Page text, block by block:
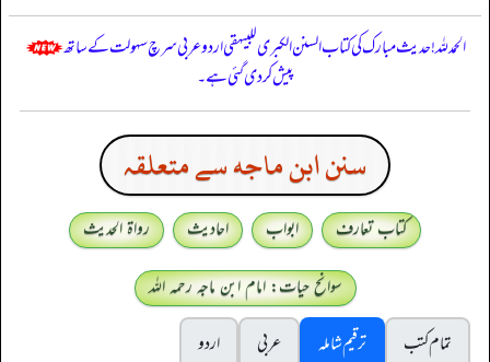
الحمدللہ! حدیث مبارک کی کتاب السنن الكبرى للبيهقي اردو عربی سرچ سہولت کے ساتھ
پیش کر دی گئی ہے۔
سنن ابن ماجه سے متعلقہ
کتاب تعارف ابواب احادیث
رواۃ الحدیث
سوانح حیات: امام ابن ماجہ رحمہ اللہ
تمام کتب
ترقیم شاملہ عربی
اردو